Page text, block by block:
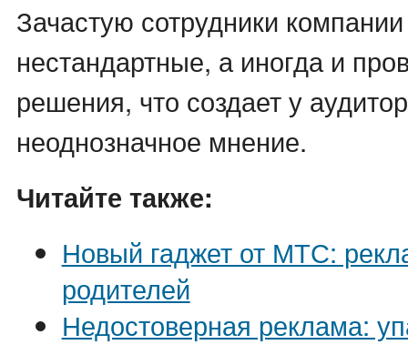
Зачастую сотрудники
нестандартные, а иногда и
решения, что создает у
неоднозначное мнение.
Читайте также:
Новый гаджет от МТС:
родителей
Недостоверная реклама: